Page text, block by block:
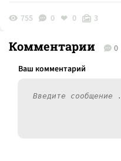
755 0 0 3
Комментарии 0